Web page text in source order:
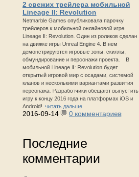
2 свежих трейлера мобильной
Lineage II: Revolution
Netmarble Games опубликовала парочку
трейлеров к мобильной онлайновой игре
Lineage II: Revolution. Один из роликов сделан
на движке игры Unreal Engine 4. В нем
демонстрируются игровые зоны, скиллы,
обмундирование и персонажи проекта. В
мобильной Lineage II: Revolution будет
открытый игровой мир с осадами, системой
кланов и несколькими вариантами развития
персонажа. Разработчики обещают выпустить
игру к концу 2016 года на платформах iOS и
Android! читать дальше
2016-09-14 0 комментариев
Последние
комментарии